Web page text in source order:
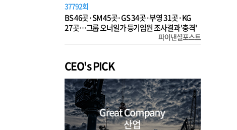
37792회
BS 46곳·SM 45곳·GS 34곳·부영 31곳·KG
27곳…그룹 오너일가 등기임원 조사결과 '충격'
파이낸셜포스트
CEO's PICK